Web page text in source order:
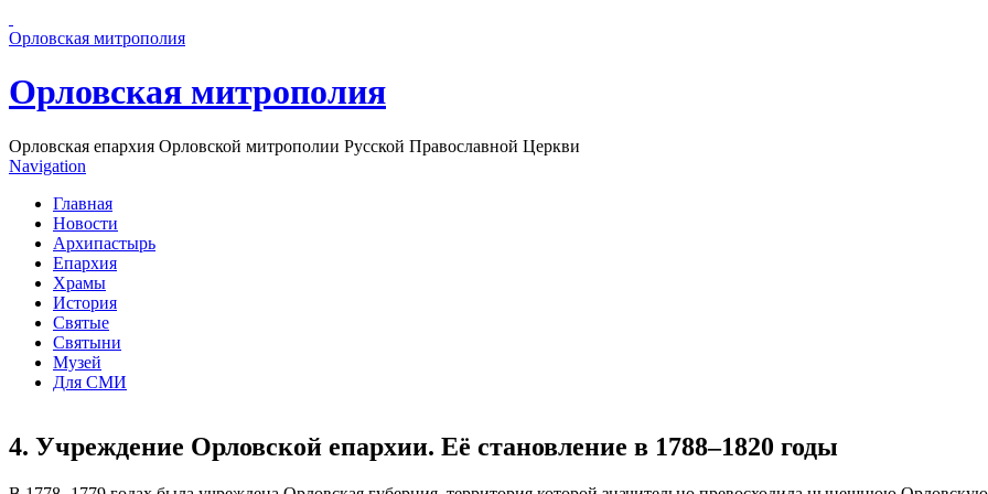
Орловская митрополия
Орловская митрополия
Орловская епархия Орловской митрополии Русской Православной Церкви
Navigation
Главная
Новости
Архипастырь
Епархия
Храмы
История
Святые
Святыни
Музей
Для СМИ
4. Учреждение Орловской епархии. Её становление в 1788–1820 годы